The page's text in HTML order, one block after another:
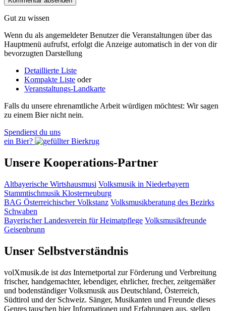
Gut zu wissen
Wenn du als angemeldeter Benutzer die Veranstaltungen über das
Hauptmenü aufrufst, erfolgt die Anzeige automatisch in der von dir
bevorzugten Darstellung
Detaillierte Liste
Kompakte Liste oder
Veranstaltungs-Landkarte
Falls du unsere ehrenamtliche Arbeit würdigen möchtest: Wir sagen
zu einem Bier nicht nein.
Spendierst du uns
ein Bier?
Unsere Kooperations-Partner
Altbayerische Wirtshausmusi Volksmusik in Niederbayern
Stammtischmusik Klosterneuburg
BAG Österreichischer Volkstanz Volksmusikberatung des Bezirks
Schwaben
Bayerischer Landesverein für Heimatpflege Volksmusikfreunde
Geisenbrunn
Unser Selbstverständnis
volXmusik.de ist das Internetportal zur Förderung und Verbreitung
frischer, handgemachter, lebendiger, ehrlicher, frecher, zeitgemäßer
und bodenständiger Volksmusik aus Deutschland, Österreich,
Südtirol und der Schweiz. Sänger, Musikanten und Freunde dieses
Genres tauschen hier Informationen und Erfahrungen aus, stellen